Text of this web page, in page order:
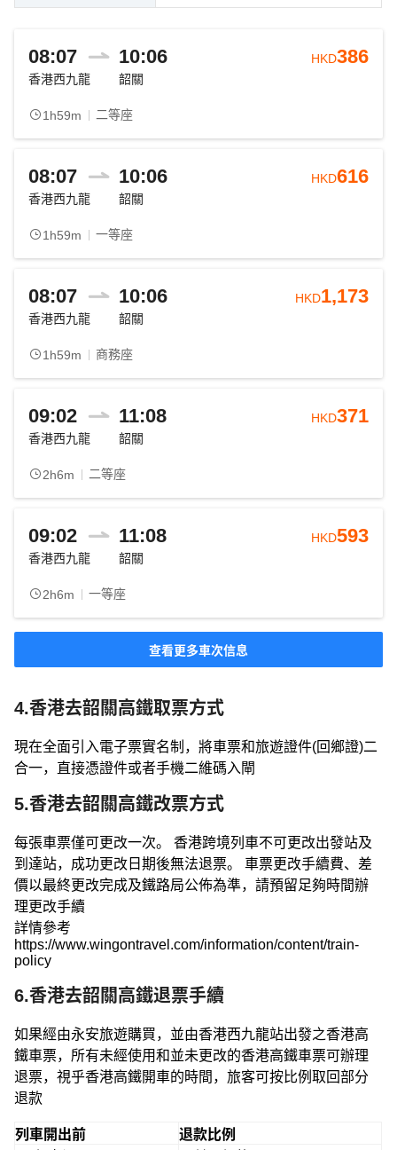
08:07 10:06
香港西九龍 韶關
1h59m 二等座
HKD386
08:07 10:06
香港西九龍 韶關
1h59m 一等座
HKD616
08:07 10:06
香港西九龍 韶關
1h59m 商務座
HKD1,173
09:02 11:08
香港西九龍 韶關
2h6m 二等座
HKD371
09:02 11:08
香港西九龍 韶關
2h6m 一等座
HKD593
查看更多車次信息
4.香港去韶關高鐵取票方式
現在全面引入電子票實名制，將車票和旅遊證件(回鄉證)二
合一，直接憑證件或者手機二維碼入閘
5.香港去韶關高鐵改票方式
每張車票僅可更改一次。 香港跨境列車不可更改出發站及
到達站，成功更改日期後無法退票。 車票更改手續費、差
價以最終更改完成及鐵路局公佈為準，請預留足夠時間辦
理更改手續
詳情參考
https://www.wingontravel.com/information/content/train-
policy
6.香港去韶關高鐵退票手續
如果經由永安旅遊購買，並由香港西九龍站出發之香港高
鐵車票，所有未經使用和並未更改的香港高鐵車票可辦理
退票，視乎香港高鐵開車的時間，旅客可按比例取回部分
退款
列車開出前
退款比例